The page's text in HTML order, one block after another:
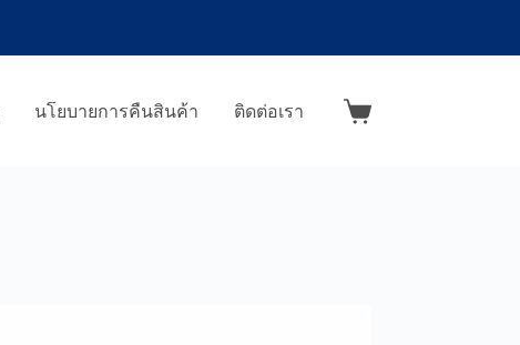
นโยบายการคืนสินค้า ติดต่อเรา
Shopping